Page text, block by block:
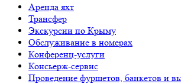
Аренда яхт
Трансфер
Экскурсии по Крыму
Обслуживание в номерах
Конференц-услуги
Консьерж-сервис
Проведение фуршетов, банкетов и